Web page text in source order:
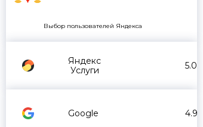
Выбор пользователей Яндекса
Яндекс
Услуги
5.0
Google 4.9